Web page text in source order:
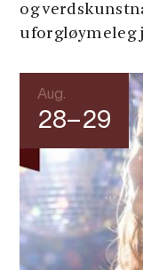
og
uforgløymeleg
Aug.
28–29